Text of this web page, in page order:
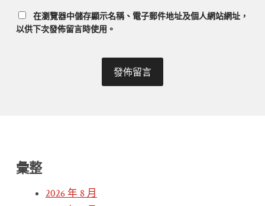
在瀏覽器中儲存顯示名稱、電子郵件地址及個人網站網址，
以供下次發佈留言時使用。
彙整
2026 年 8 月